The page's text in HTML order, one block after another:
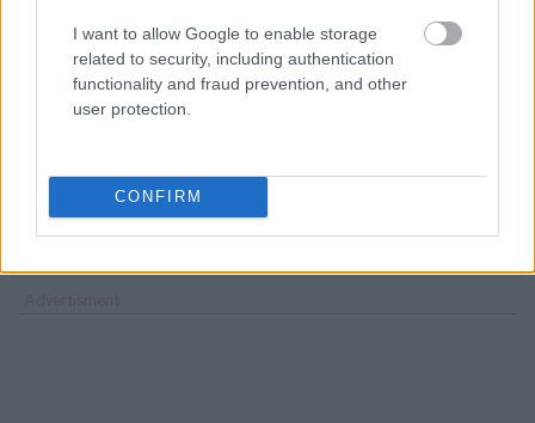
I want to allow Google to enable storage
related to security, including authentication
functionality and fraud prevention, and other
user protection.
CONFIRM
μητροπολιτικές περιοχές, νησιά, παραλιακές
ζώνες, ορεινές περιοχές, αλλά και για περιοχές
με ειδικό καθεστώς όπως προστατευόμενες
περιοχές, μικροί και εγκαταλελειμμένοι οικισμοί,
Το πλαίσιο ξεκαθαρίζει ότι σε περίπτωση χωρικής
ταύτισης θα υπερισχύουν οι πιο προστατευτικές
προβλέψεις για το φυσικό περιβάλλον.